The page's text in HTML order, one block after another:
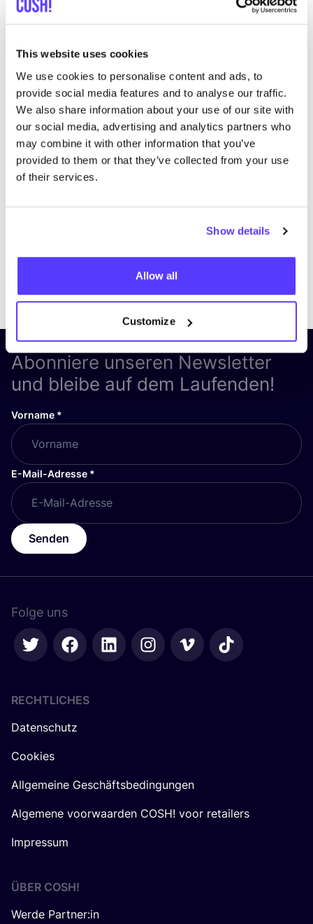
This website uses cookies
We use cookies to personalise content and ads, to
provide social media features and to analyse our traffic.
We also share information about your use of our site with
our social media, advertising and analytics partners who
may combine it with other information that you’ve
provided to them or that they’ve collected from your use
of their services.
Show details
Allow all
Customize
Abonniere unseren Newsletter
und bleibe auf dem Laufenden!
Vorname *
E-Mail-Adresse *
Senden
Folge uns
RECHTLICHES
Datenschutz
Cookies
Allgemeine Geschäftsbedingungen
Algemene voorwaarden COSH! voor retailers
Impressum
ÜBER COSH!
Werde Partner:in